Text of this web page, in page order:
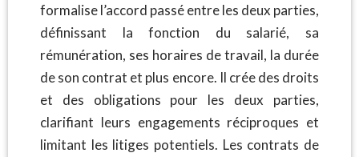
formalise l’accord passé entre les deux parties,
définissant la fonction du salarié, sa
rémunération, ses horaires de travail, la durée
de son contrat et plus encore. Il crée des droits
et des obligations pour les deux parties,
clarifiant leurs engagements réciproques et
limitant les litiges potentiels. Les contrats de